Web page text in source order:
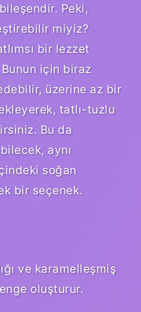
Peki,
miyiz?
bir lezzet
için biraz
üzerine az bir
tatlı-tuzlu
Bu da
aynı
soğan
bir seçenek.
ve karamelleşmiş
oluşturur.